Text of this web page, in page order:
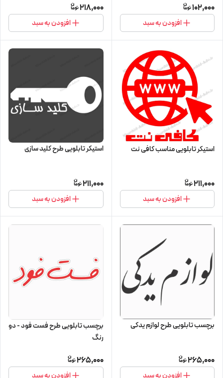
102,000
افزودن به سبد
218,000
افزودن به سبد
استیکر تابلویی مناسب کافی نت
211,000
افزودن به سبد
استیکر تابلویی طرح کلید سازی
211,000
افزودن به سبد
برچسب تابلویی طرح لوازم یدکی
265,000
افزودن به سبد
برچسب تابلویی طرح فست فود - دو
رنگ
265,000
افزودن به سبد